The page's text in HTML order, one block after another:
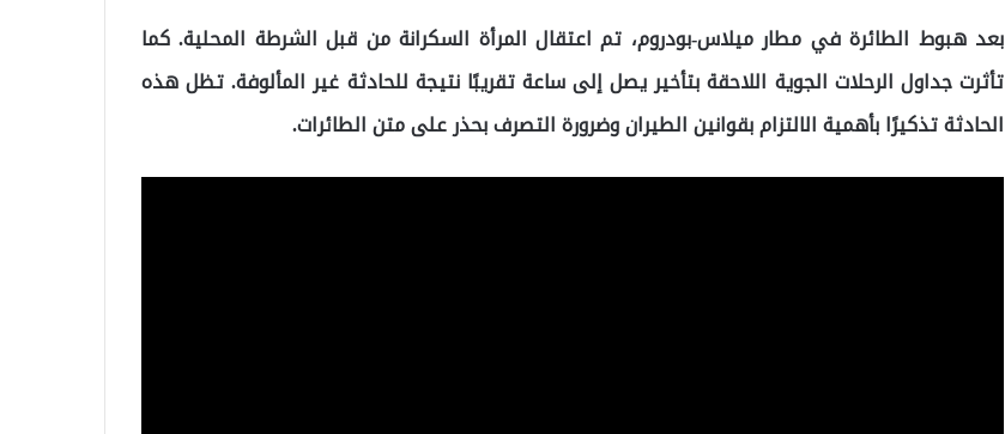
بعد هبوط الطائرة في مطار ميلاس-بودروم، تم اعتقال المرأة السكرانة من قبل الشرطة المحلية. كما
تأثرت جداول الرحلات الجوية اللاحقة بتأخير يصل إلى ساعة تقريبًا نتيجة للحادثة غير المألوفة. تظل هذه
الحادثة تذكيرًا بأهمية الالتزام بقوانين الطيران وضرورة التصرف بحذر على متن الطائرات.